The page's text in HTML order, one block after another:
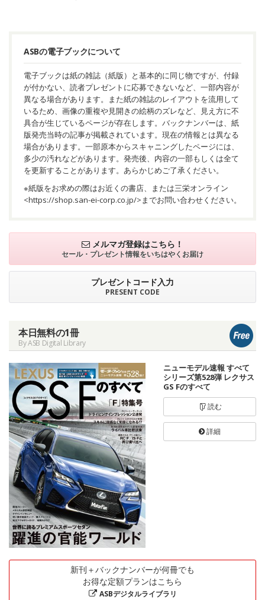
ASBの電子ブックについて
電子ブックは紙の雑誌（紙版）と基本的に同じ物ですが、付録
が付かない、読者プレゼントに応募できないなど、一部内容が
異なる場合があります。また紙の雑誌のレイアウトを流用して
いるため、画像の重複や見開きの絵柄のズレなど、見え方に不
具合が生じているページが存在します。バックナンバーは、紙
版発売当時の記事が掲載されています。現在の情報とは異なる
場合があります。一部原本からスキャニングしたページには、
多少の汚れなどがあります。発売後、内容の一部もしくは全て
を更新することがあります。あらかじめご了承ください。
※紙版をお求めの際はお近くの書店、または三栄オンライン
<https://shop.san-ei-corp.co.jp/>までお問い合わせください。
メルマガ登録はこちら！
セール・プレゼント情報をいちはやくお届け
プレゼントコード入力
PRESENT CODE
本日無料の1冊
By ASB Digital Library
ニューモデル速報 すべて
シリーズ第528弾 レクサス
GS Fのすべて
読む
詳細
新刊＋バックナンバーが何冊でも
お得な定額プランはこちら
ASBデジタルライブラリ